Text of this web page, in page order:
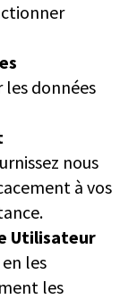
données
nous
à vos
Utilisateur
les
les